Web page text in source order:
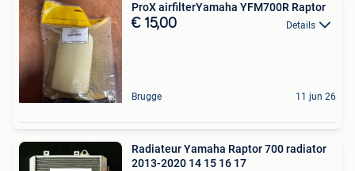
ProX airfilterYamaha YFM700R Raptor
€ 15,00 Details
Brugge 11 jun 26
Radiateur Yamaha Raptor 700 radiator
2013-2020 14 15 16 17